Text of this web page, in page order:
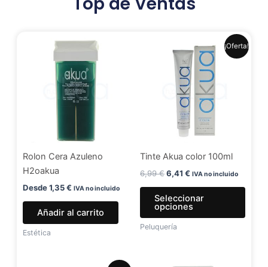
Rolon Cera Azuleno
H2oakua
Desde1,35€ IVA no incluido
Añadir al carrito
Estética
¡Oferta!
Tinte Akua color 100ml
6,99€
precio
original
era:
6,99 €.
6,41 €
precio
actual
es:
6,41 €.
IVA no incluido
Seleccionar
opciones
Este
en
Peluquería